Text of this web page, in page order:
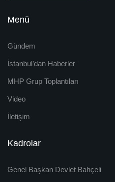
Menü
Gündem
İstanbul’dan Haberler
MHP Grup Toplantıları
Video
İletişim
Kadrolar
Genel Başkan Devlet Bahçeli